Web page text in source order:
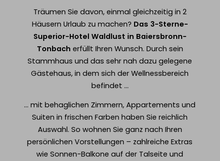
Träumen Sie davon, einmal gleichzeitig in 2
Häusern Urlaub zu machen? Das 3-Sterne-
Superior-Hotel Waldlust in Baiersbronn-
Tonbach erfüllt Ihren Wunsch. Durch sein
Stammhaus und das sehr nah dazu gelegene
Gästehaus, in dem sich der Wellnessbereich
befindet ...
... mit behaglichen Zimmern, Appartements und
Suiten in frischen Farben haben Sie reichlich
Auswahl. So wohnen Sie ganz nach Ihren
persönlichen Vorstellungen – zahlreiche Extras
wie Sonnen-Balkone auf der Talseite und